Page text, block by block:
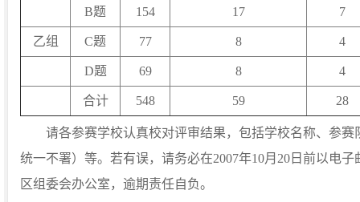
B题 154 17 7
乙组 C题 77 8 4
D题 69 8 4
合计 548 59 28
请各参赛学校认真校对评审结果，包括学校名称、参赛
统一不署）等。若有误，请务必在2007年10月20日前以电子
区组委会办公室，逾期责任自负。